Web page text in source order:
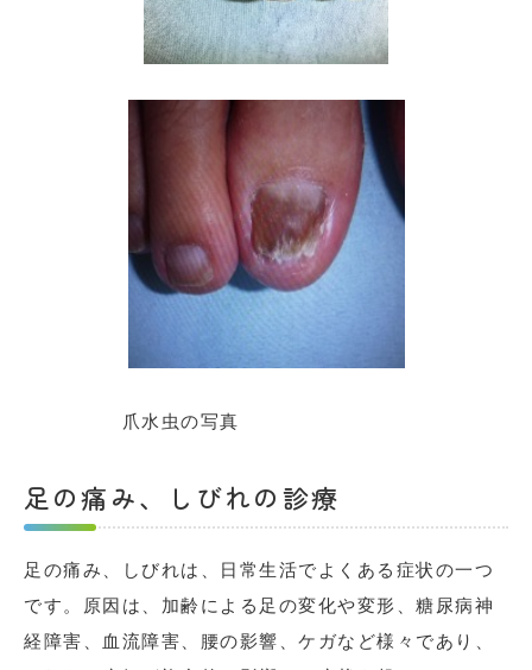
爪水虫の写真
足の痛み、しびれの診療
足の痛み、しびれは、日常生活でよくある症状の一つ
です。原因は、加齢による足の変化や変形、糖尿病神
経障害、血流障害、腰の影響、ケガなど様々であり、